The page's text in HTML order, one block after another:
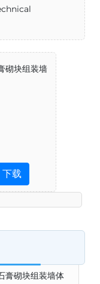
砌块组装墙
下载
膏砌块组装墙体